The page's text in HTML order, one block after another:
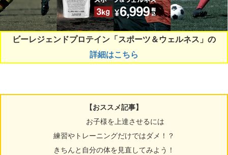
ビーレジェンドプロテイン「スポーツ＆ウェルネス」の
詳細はこちら
【おススメ記事】
お子様を上達させるには
練習やトレーニングだけではダメ！？
きちんと自分の体を見直してみよう！